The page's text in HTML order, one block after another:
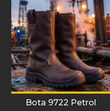
Bota 9722 Petrol